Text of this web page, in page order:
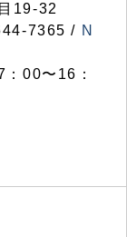
19-32
7365 / N
00〜16：